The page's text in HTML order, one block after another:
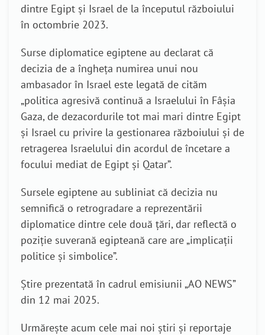
dintre Egipt și Israel de la începutul războiului
în octombrie 2023.
Surse diplomatice egiptene au declarat că
decizia de a îngheța numirea unui nou
ambasador în Israel este legată de cităm
„politica agresivă continuă a Israelului în Fâșia
Gaza, de dezacordurile tot mai mari dintre Egipt
și Israel cu privire la gestionarea războiului și de
retragerea Israelului din acordul de încetare a
focului mediat de Egipt și Qatar”.
Sursele egiptene au subliniat că decizia nu
semnifică o retrogradare a reprezentării
diplomatice dintre cele două țări, dar reflectă o
poziție suverană egipteană care are „implicații
politice și simbolice”.
Știre prezentată în cadrul emisiunii „AO NEWS”
din 12 mai 2025.
Urmărește acum cele mai noi știri și reportaje